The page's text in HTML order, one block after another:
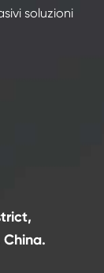
soluzioni